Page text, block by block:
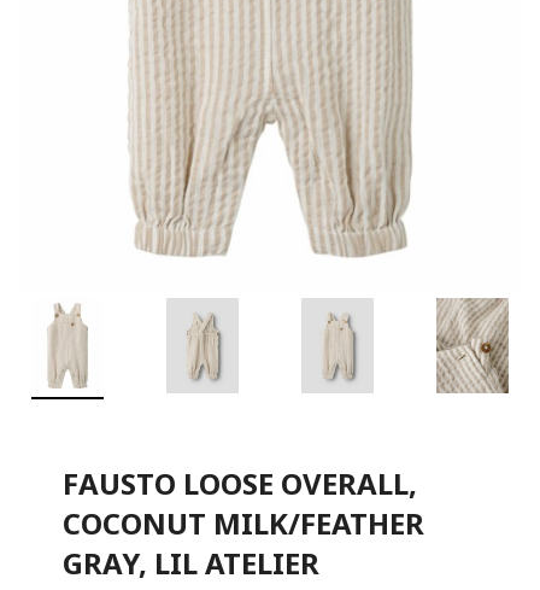
FAUSTO LOOSE OVERALL,
COCONUT MILK/FEATHER
GRAY, LIL ATELIER